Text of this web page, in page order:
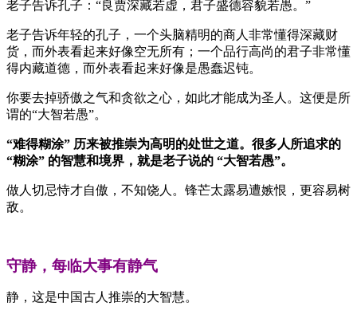
老子告诉孔子：“良贾深藏若虚，君子盛德容貌若愚。”
老子告诉年轻的孔子，一个头脑精明的商人非常懂得深藏财
货，而外表看起来好像空无所有；一个品行高尚的君子非常懂
得内藏道德，而外表看起来好像是愚蠢迟钝。
你要去掉骄傲之气和贪欲之心，如此才能成为圣人。这便是所
谓的“大智若愚”。
“难得糊涂” 历来被推崇为高明的处世之道。 很多人所追求的
“糊涂” 的智慧和境界，就是老子说的 “大智若愚”。
做人切忌恃才自傲，不知饶人。锋芒太露易遭嫉恨，更容易树
敌。
守静，每临大事有静气
静，这是中国古人推崇的大智慧。